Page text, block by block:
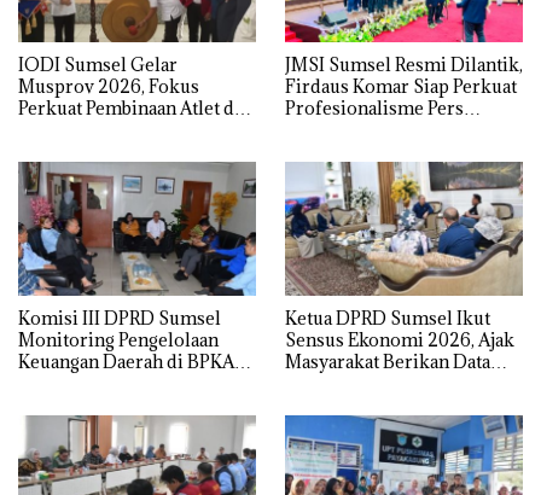
IODI Sumsel Gelar
Musprov 2026, Fokus
Perkuat Pembinaan Atlet dan
JMSI Sumsel Resmi Dilantik,
Firdaus Komar Siap Perkuat
Profesionalisme Pers
Komisi III DPRD Sumsel
Monitoring Pengelolaan
Keuangan Daerah di BPKAD
Ketua DPRD Sumsel Ikut
Sensus Ekonomi 2026, Ajak
Masyarakat Berikan Data